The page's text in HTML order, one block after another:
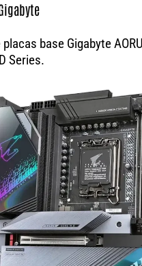
base Gigabyte
Series.